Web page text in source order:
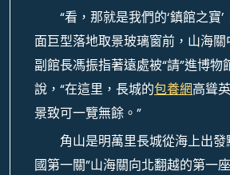
“看，那就是我們的‘鎮館之寶’
面巨型落地取景玻璃窗前，山海
副館長馮振指著遠處被“請”進博物
說，“在這里，長城的包養網高聳
景致可一覽無餘。”
角山是明萬里長城從海上出發
國第一關”山海關向北翻越的第一